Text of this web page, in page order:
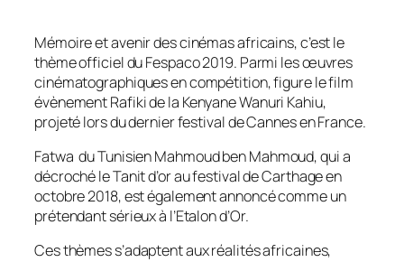
Mémoire et avenir des cinémas africains, c’est le
thème officiel du Fespaco 2019. Parmi les œuvres
cinématographiques en compétition, figure le film
évènementRafikide la Kenyane Wanuri Kahiu,
projeté lors du dernier festival de Cannes en France.
Fatwa du Tunisien Mahmoud ben Mahmoud, qui a
décroché le Tanit d’or au festival de Carthage en
octobre 2018, est également annoncé comme un
prétendant sérieux à l’Etalon d’Or.
Ces thèmes s’adaptent aux réalités africaines,